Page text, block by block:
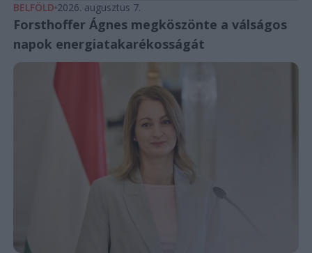
BELFÖLD 2026. augusztus 7.
Forsthoffer Ágnes megköszönte a válságos
napok energiatakarékosságát